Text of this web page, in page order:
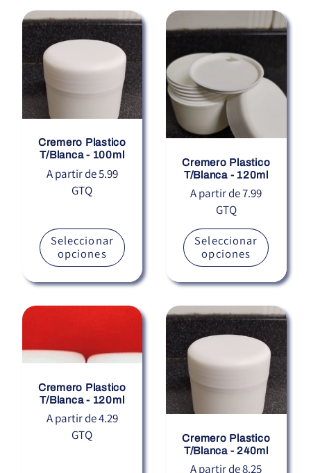
Cremero Plastico
T/Blanca - 100ml
Precio
habitual
A partir de 5.99
GTQ
Seleccionar
opciones
Cremero Plastico
T/Blanca - 120ml
Precio
habitual
A partir de 7.99
GTQ
Seleccionar
opciones
Cremero Plastico
T/Blanca - 120ml
Precio
habitual
A partir de 4.29
GTQ
Cremero Plastico
T/Blanca - 240ml
Precio
A partir de 8.25